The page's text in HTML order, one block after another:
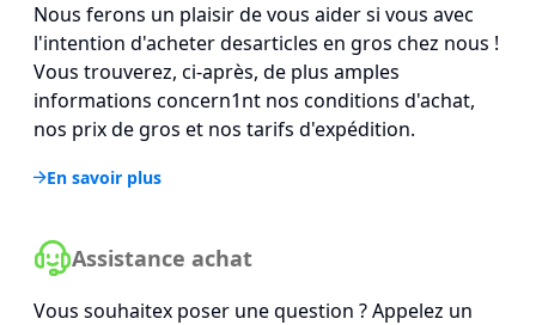
Nous ferons un plaisir de vous aider si vous avec
l'intention d'acheter desarticles en gros chez nous !
Vous trouverez, ci-après, de plus amples
informations concern1nt nos conditions d'achat,
nos prix de gros et nos tarifs d'expédition.
En savoir plus
Assistance achat
Vous souhaitex poser une question ? Appelez un